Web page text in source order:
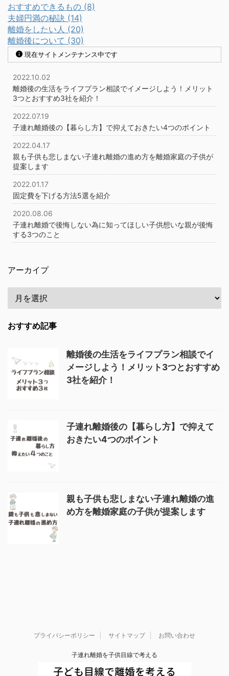
おすすめできるもの (8)
夫婦円満の秘訣 (14)
離婚をしたい人 (20)
離婚後について (30)
現在サイトメンテナンス中です
2022.10.02
離婚後の生活をライフプラン相談でイメージしよう！メリット
3つとおすすめ3社を紹介！
2022.07.19
子連れ離婚後の【暮らし方】で抑えておきたい4つのポイント
2022.04.17
親も子供も悲しまない子連れ離婚の進め方を離婚家庭の子供が
提案します
2022.01.17
固定費を下げる方法5選を紹介
2020.08.06
子連れ離婚で後悔しない為に知ってほしい子供想いな親が後悔
する3つのこと
アーカイプ
おすすめ記事
離婚後の生活をライフプラン相談でイ
メージしよう！メリット3つとおすすめ
3社を紹介！
子連れ離婚後の【暮らし方】で抑えて
おきたい4つのポイント
親も子供も悲しまない子連れ離婚の進
め方を離婚家庭の子供が提案します
プライバシーポリシー サイトマップ お問い合わせ
子連れ離婚を子供目線で考える